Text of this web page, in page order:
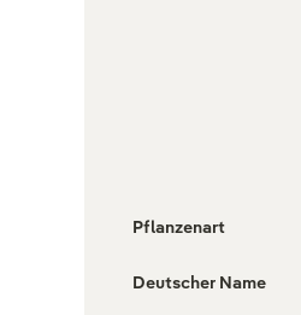
Pflanzenart
Deutscher Name